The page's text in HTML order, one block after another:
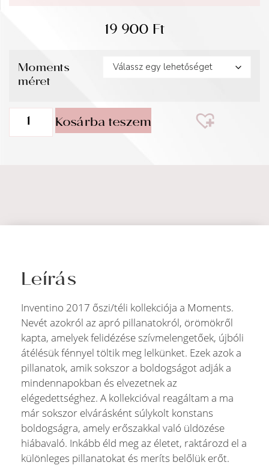
19 900Ft
Moments
méret
Kosárba teszem
Leírás
Inventino 2017 őszi/téli kollekciója a Moments.
Nevét azokról az apró pillanatokról, örömökről
kapta, amelyek felidézése szívmelengetőek, újbóli
átélésük fénnyel töltik meg lelkünket. Ezek azok a
pillanatok, amik sokszor a boldogságot adják a
mindennapokban és elvezetnek az
elégedettséghez. A kollekcióval reagáltam a ma
már sokszor elvárásként súlykolt konstans
boldogságra, amely erőszakkal való üldözése
hiábavaló. Inkább éld meg az életet, raktározd el a
különleges pillanatokat és meríts belőlük erőt.